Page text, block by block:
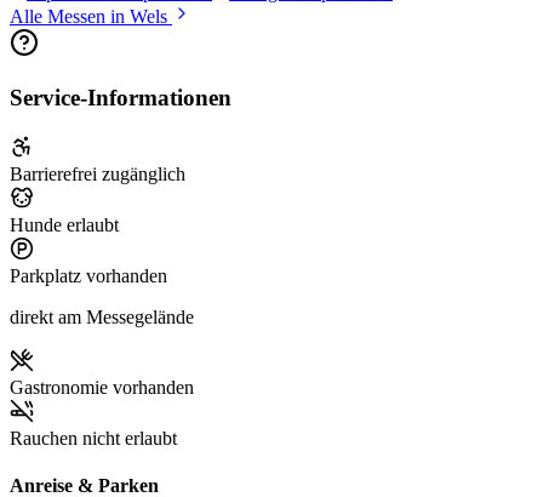
Alle Messen in Wels
Service-Informationen
Barrierefrei zugänglich
Hunde erlaubt
Parkplatz vorhanden
direkt am Messegelände
Gastronomie vorhanden
Rauchen nicht erlaubt
Anreise & Parken